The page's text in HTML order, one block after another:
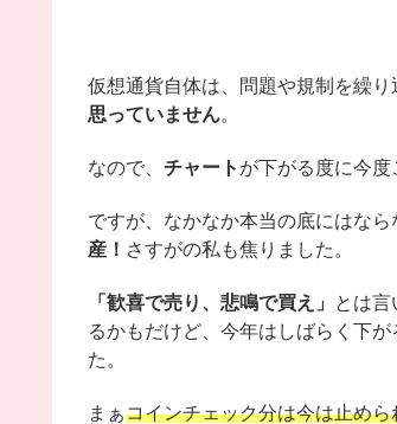
仮想通貨自体は、問題や規制を繰
思っていません。
なので、 チャート が下がる度に今
ですが、なかなか本当の底にはな
産！ さすがの私も焦りました。
「歓喜で売り、悲鳴で買え」
とは
るかもだけど、今年はしばらく下
た。
まぁコインチェック分は今は止めら